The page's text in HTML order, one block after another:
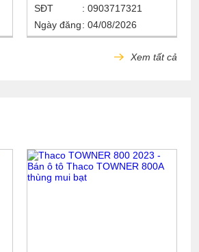
SĐT
0903717321
Ngày đăng
04/08/2026
Xem tất cả